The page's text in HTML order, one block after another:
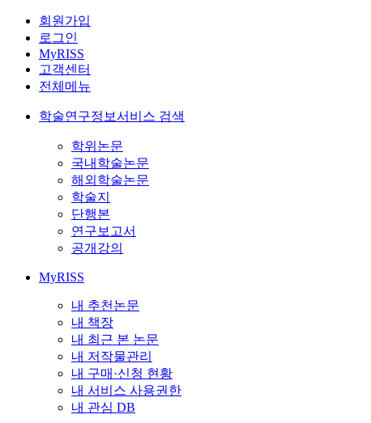
회원가입
로그인
MyRISS
고객센터
전체메뉴
학술연구정보서비스 검색
학위논문
국내학술논문
해외학술논문
학술지
단행본
연구보고서
공개강의
MyRISS
내 추천논문
내 책장
내 최근 본 논문
내 저작물관리
내 구매·신청 현황
내 서비스 사용권한
내 관심 DB